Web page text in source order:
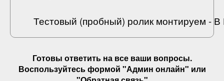
Тестовый (пробный) ролик монтируем -
Готовы ответить на все ваши вопросы.
Воспользуйтесь формой "Админ онлайн" или